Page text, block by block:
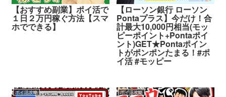
【おすすめ副業】ポイ活で
１日２万円稼ぐ方法【スマ
ホでできる】
【ローソン銀行 ローソン
Pontaプラス】今だけ！合
計最大10,000円相当(モッ
ピーポイント+Pontaポイ
ント)GET★Pontaポイン
トがポンポンたまる！#ポ
イ活 #モッピー
ポイ活攻略 ポイ活攻略